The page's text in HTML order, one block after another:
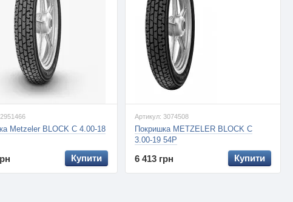
Metzeler BLOCK C 4.00-18
Купити
Артикул: 3074508
Покришка METZELER BLOCK C
3.00-19 54P
6 413 грн Купити